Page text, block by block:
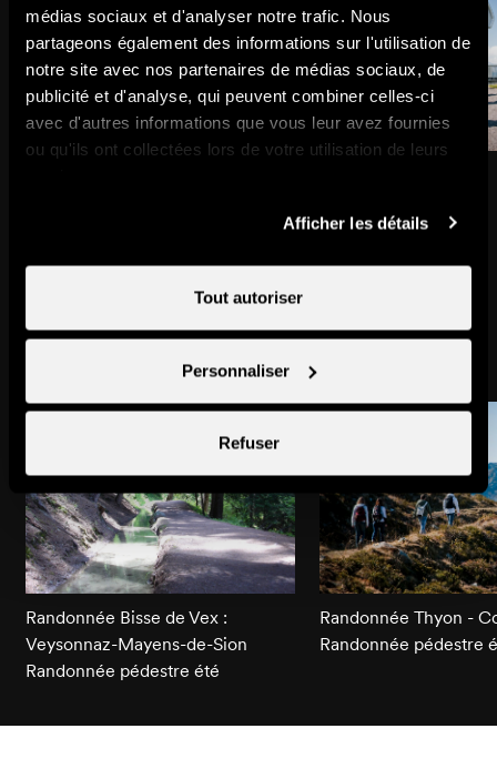
médias sociaux et d'analyser notre trafic. Nous
partageons également des informations sur l'utilisation de
notre site avec nos partenaires de médias sociaux, de
publicité et d'analyse, qui peuvent combiner celles-ci
avec d'autres informations que vous leur avez fournies
ou qu'ils ont collectées lors de votre utilisation de leurs
Afficher les détails
Tout autoriser
Personnaliser
Refuser
Pourrait aussi vous intéresser
Randonnée Bisse de Vex :
Veysonnaz-Mayens-de-Sion
Randonnée pédestre été
Randonnée Thyon -
Randonnée pédestre